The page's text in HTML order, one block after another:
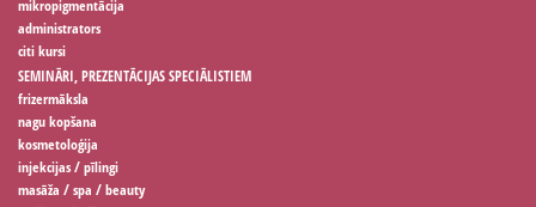
mikropigmentācija
administrators
citi kursi
SEMINĀRI, PREZENTĀCIJAS SPECIĀLISTIEM
frizermāksla
nagu kopšana
kosmetoloģija
injekcijas / pīlingi
masāža / spa / beauty